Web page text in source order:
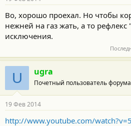
Во, хорошо проехал. Но чтобы
нежней на газ жать, а то рефлекс
исключения.
U ugra
Почетный пользователь форума
19 Фев 2014
http://www.youtube.com/